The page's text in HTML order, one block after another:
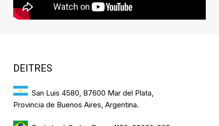
DEITRES
San Luis 4580, B7600 Mar del Plata,
Provincia de Buenos Aires, Argentina.